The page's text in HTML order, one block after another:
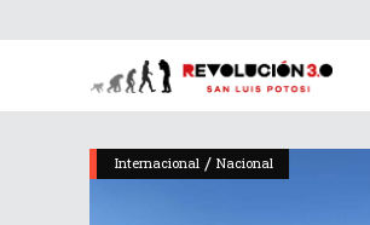
Internacional / Nacional